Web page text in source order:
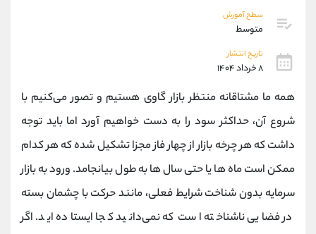
سطح آموزش
متوسط
تاریخ انتشار
۸ خرداد ۱۴۰۴
همه ما مشتاقانه منتظر بازار گاوی هستیم و تصور می‌کنیم با
شروع آن، حداکثر سود را به دست خواهیم آورد اما باید توجه
داشت که هر چرخه بازار از چهار فاز مجزا تشکیل شده که هر کدام
ممکن است ماه ‌ها یا حتی سال ‌ها به طول بیانجامد. ورود به بازار
سرمایه بدون شناخت شرایط فعلی، مانند حرکت با چشمان بسته
در فضایی ناشناخته است که نمی‌دانید کجا ایستاده ‌اید. اگر
اطلاعات تماس
تلفن 021-22021030
021-22021040
بدون پیش شماره
اینستاگرام @alireza.mehrabii
کانال تلگرام @alirezamehrabi_com
@alirezamehrabi_official